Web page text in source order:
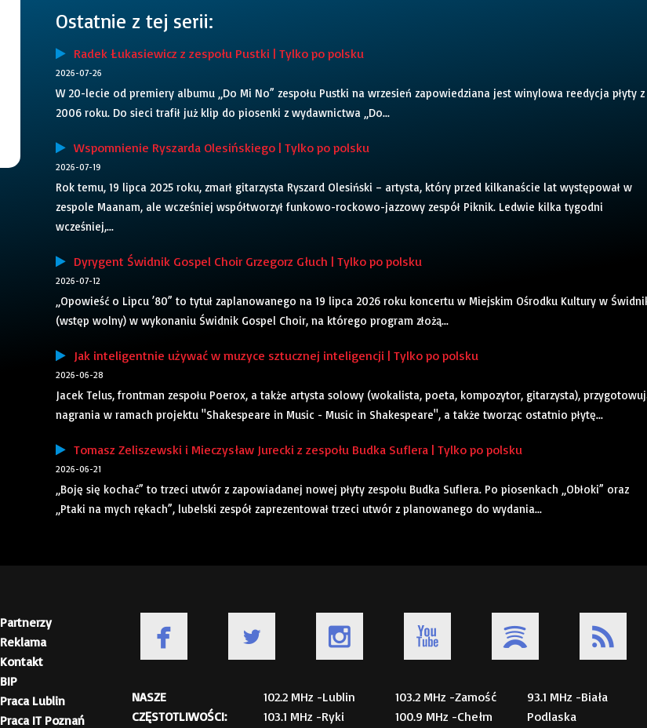
Ostatnie z tej serii:
Radek Łukasiewicz z zespołu Pustki | Tylko po polsku
2026-07-26
W 20-lecie od premiery albumu „Do Mi No” zespołu Pustki na wrzesień zapowiedziana jest winylowa reedycja płyty z
2006 roku. Do sieci trafił już klip do piosenki z wydawnictwa „Do...
Wspomnienie Ryszarda Olesińskiego | Tylko po polsku
2026-07-19
Rok temu, 19 lipca 2025 roku, zmarł gitarzysta Ryszard Olesiński – artysta, który przed kilkanaście lat występował w
zespole Maanam, ale wcześniej współtworzył funkowo-rockowo-jazzowy zespół Piknik. Ledwie kilka tygodni
wcześniej,...
Dyrygent Świdnik Gospel Choir Grzegorz Głuch | Tylko po polsku
2026-07-12
„Opowieść o Lipcu ’80” to tytuł zaplanowanego na 19 lipca 2026 roku koncertu w Miejskim Ośrodku Kultury w
(wstęp wolny) w wykonaniu Świdnik Gospel Choir, na którego program złożą...
Jak inteligentnie używać w muzyce sztucznej inteligencji | Tylko po polsku
2026-06-28
Jacek Telus, frontman zespołu Poerox, a także artysta solowy (wokalista, poeta, kompozytor, gitarzysta),
nagrania w ramach projektu "Shakespeare in Music - Music in Shakespeare", a także tworząc ostatnio płytę...
Tomasz Zeliszewski i Mieczysław Jurecki z zespołu Budka Suflera | Tylko po polsku
2026-06-21
„Boję się kochać” to trzeci utwór z zapowiadanej nowej płyty zespołu Budka Suflera. Po piosenkach „Obłoki” oraz
„Ptaki na mych rękach”, lubelski zespół zaprezentował trzeci utwór z planowanego do wydania...
Partnerzy
Reklama
Kontakt
BIP
Praca Lublin
Praca IT Poznań
NASZE
CZĘSTOTLIWOŚCI:
102.2 MHz -Lublin
103.1 MHz -Ryki
103.2 MHz -Zamość
100.9 MHz -Chełm
93.1 MHz -Biała
Podlaska